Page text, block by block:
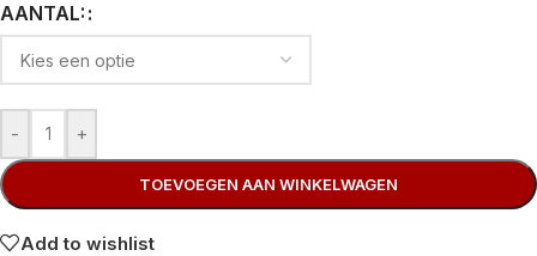
AANTAL:
- +
TOEVOEGEN AAN WINKELWAGEN
Add to wishlist